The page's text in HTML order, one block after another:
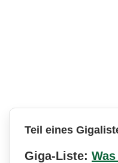
Teil eines
Giga-Liste: